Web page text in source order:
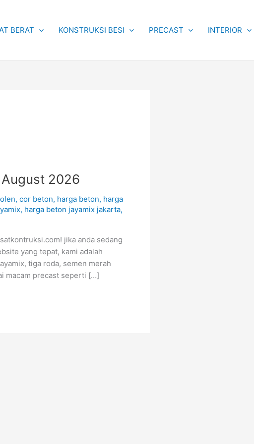
BERAT KONSTRUKSI BESI PRECAST INTERIOR
August 2026
, cor beton, harga beton, harga
, harga beton jayamix jakarta,
jika anda sedang
yang tepat, kami adalah
tiga roda, semen merah
macam precast seperti […]